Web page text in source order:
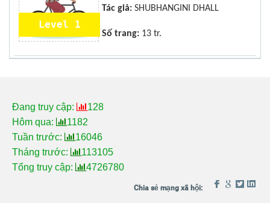
Level 1
Tác giả: SHUBHANGINI DHALL
Số trang: 13 tr.
Đang truy cập:
128
Hôm qua:
1182
Tuần trước:
16046
Tháng trước:
113105
Tổng truy cập:
4726780